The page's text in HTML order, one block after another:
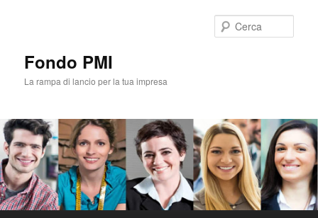
Fondo PMI
La rampa di lancio per la tua impresa